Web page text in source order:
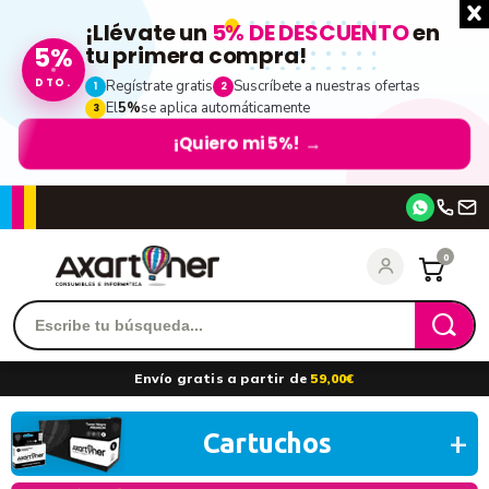
5%
DTO.
¡Llévate un 5% DE DESCUENTOen
tu primera compra!
1 Regístrate gratis 2 Suscríbete a nuestras ofertas
3 El5%se aplica automáticamente
¡Quiero mi 5%! →
entrar
0
Envío gratis a partir de 59,00€
Cartuchos